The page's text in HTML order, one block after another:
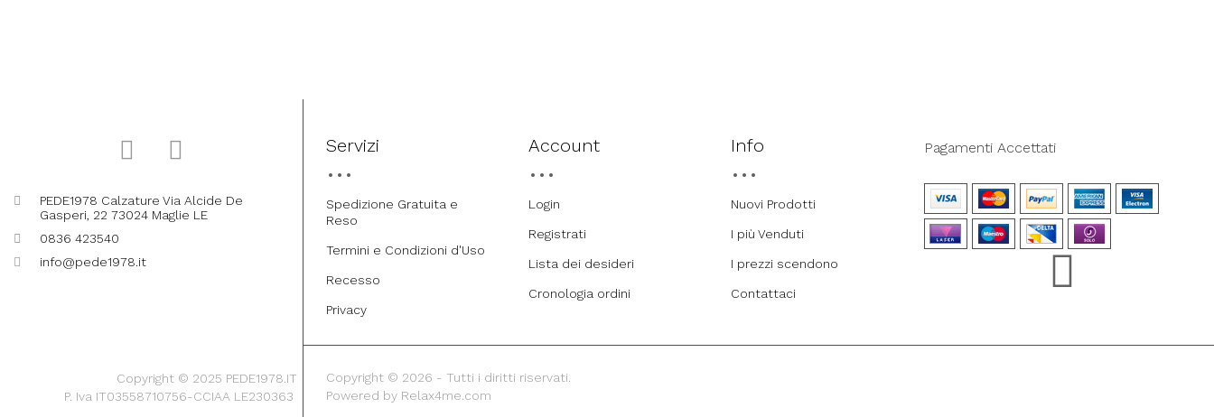
PEDE1978 Calzature Via Alcide De
Gasperi, 22 73024 Maglie LE
0836 423540
info@pede1978.it
Servizi
Spedizione Gratuita e
Reso
Termini e Condizioni d'Uso
Recesso
Privacy
Account
Login
Registrati
Lista dei desideri
Cronologia ordini
Info
Nuovi Prodotti
I più Venduti
I prezzi scendono
Contattaci
Pagamenti Accettati
Copyright © 2025 PEDE1978.IT
P. Iva IT03558710756-CCIAA LE230363
Copyright © 2026 - Tutti i diritti riservati.
Powered by Relax4me.com